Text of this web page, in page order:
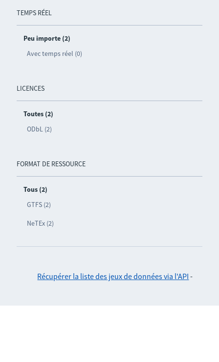
TEMPS RÉEL
Peu importe (2)
Avec temps réel (0)
LICENCES
Toutes (2)
ODbL (2)
FORMAT DE RESSOURCE
Tous (2)
GTFS (2)
NeTEx (2)
Récupérer la liste des jeux de données via l'API -